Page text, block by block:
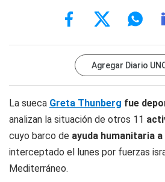
Agregar Diario
La sueca Greta Thunberg fue
analizan la situación de otros 11
cuyo barco de ayuda humanitaria a
interceptado el lunes por fuerzas
Mediterráneo.